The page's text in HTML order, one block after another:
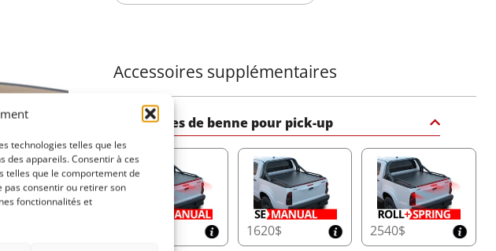
technologies telles que les
des appareils. Consentir à ces
telles que le comportement de
pas consentir ou retirer son
fonctionnalités et
Accessoires supplémentaires
Couvercles de benne pour pick-up
1620$ 2540$